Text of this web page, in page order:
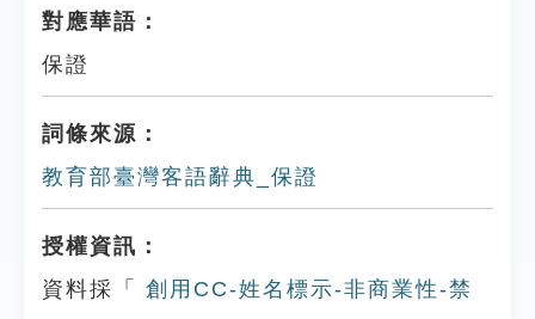
對應華語：
保證
詞條來源：
教育部臺灣客語辭典_保證
授權資訊：
資料採「
創用CC-姓名標示-非商業性-禁